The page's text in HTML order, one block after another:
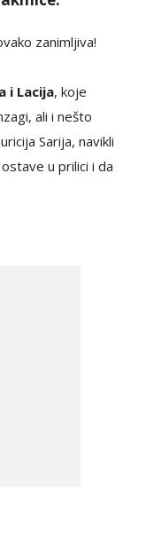
zanimljiva!
i Lacija, koje
ali i nešto
Sarija, navikli
u prilici i da